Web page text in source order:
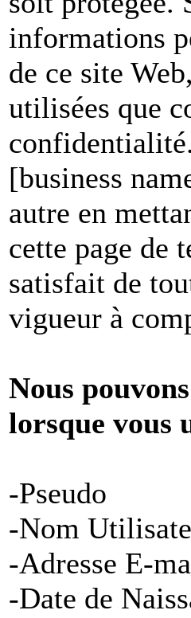
informations
de ce site
utilisées que
confidentialité.
[business
autre en
cette page de
satisfait de
vigueur à
Nous
lorsque vous
-Pseudo
-Nom
-Adresse E-
-Date de